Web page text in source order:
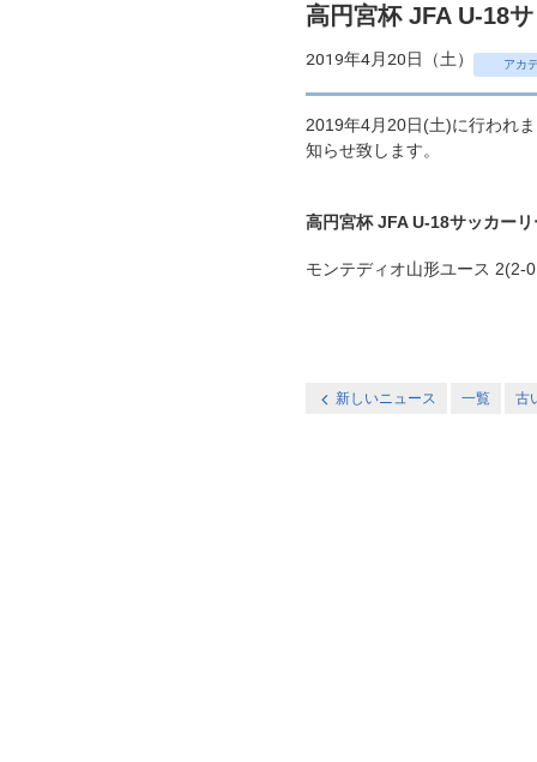
高円宮杯 JFA U-18
2019年4月20日（土） アカ
2019年4月20日(土)に行われ
知らせ致します。
高円宮杯 JFA U-18サッカー
モンテディオ山形ユース 2(2-
新しいニュース 一覧 古